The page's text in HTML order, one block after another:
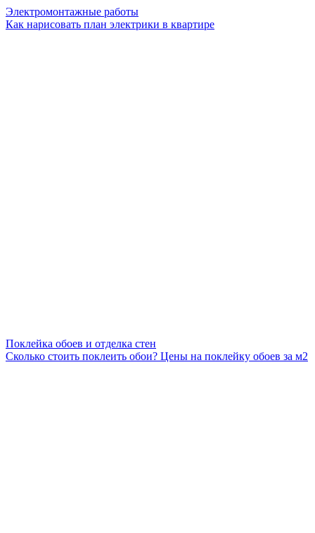
Электромонтажные работы
Как нарисовать план электрики в квартире
Поклейка обоев и отделка стен
Сколько стоить поклеить обои? Цены на поклейку обоев за м2